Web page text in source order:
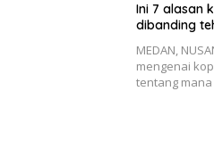
Ini 7 alasan
dibanding
MEDAN,
mengenai
tentang